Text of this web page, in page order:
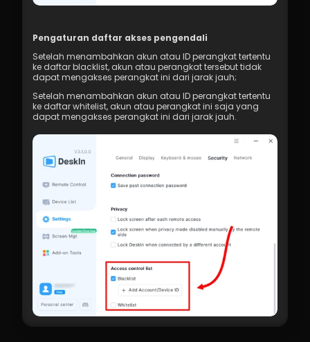
Pengaturan daftar akses pengendali
Setelah menambahkan akun atau ID perangkat tertentu
ke daftar blacklist, akun atau perangkat tersebut tidak
dapat mengakses perangkat ini dari jarak jauh;
Setelah menambahkan akun atau ID perangkat tertentu
ke daftar whitelist, akun atau perangkat ini saja yang
dapat mengakses perangkat ini dari jarak jauh.